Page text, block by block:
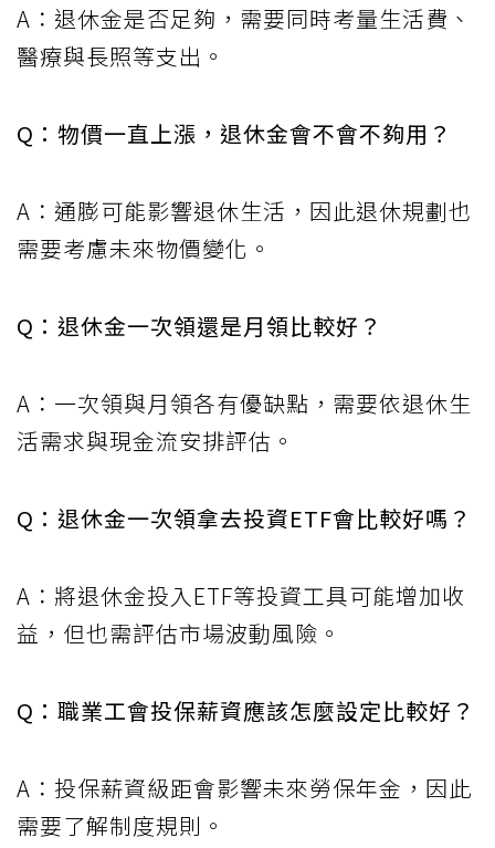
A：退休金是否足夠，需要同時考量生活費、
醫療與長照等支出。
Q：物價一直上漲，退休金會不會不夠用？
A：通膨可能影響退休生活，因此退休規劃也
需要考慮未來物價變化。
Q：退休金一次領還是月領比較好？
A：一次領與月領各有優缺點，需要依退休生
活需求與現金流安排評估。
Q：退休金一次領拿去投資ETF會比較好嗎？
A：將退休金投入ETF等投資工具可能增加收
益，但也需評估市場波動風險。
Q：職業工會投保薪資應該怎麼設定比較好？
A：投保薪資級距會影響未來勞保年金，因此
需要了解制度規則。